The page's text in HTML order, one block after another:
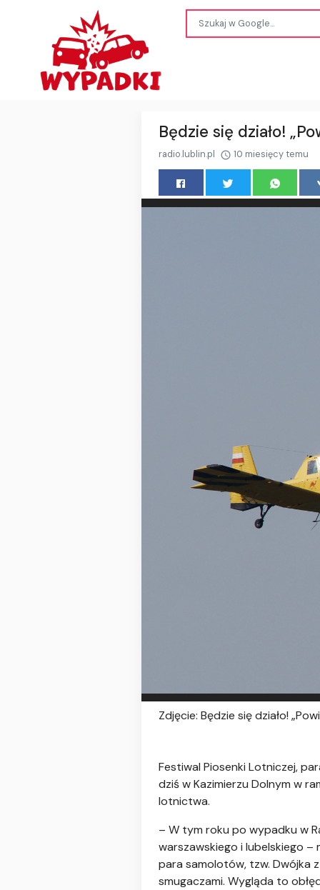
Będzie się działo!
radio.lublin.pl 10 miesięcy temu
Zdjęcie: Będzie się działo!
Festiwal Piosenki Lotniczej,
dziś w Kazimierzu Dolnym w
lotnictwa.
– W tym roku po wypadku w
warszawskiego i lubelskiego –
para samolotów, tzw. Dwójka
smugaczami. Wygląda to